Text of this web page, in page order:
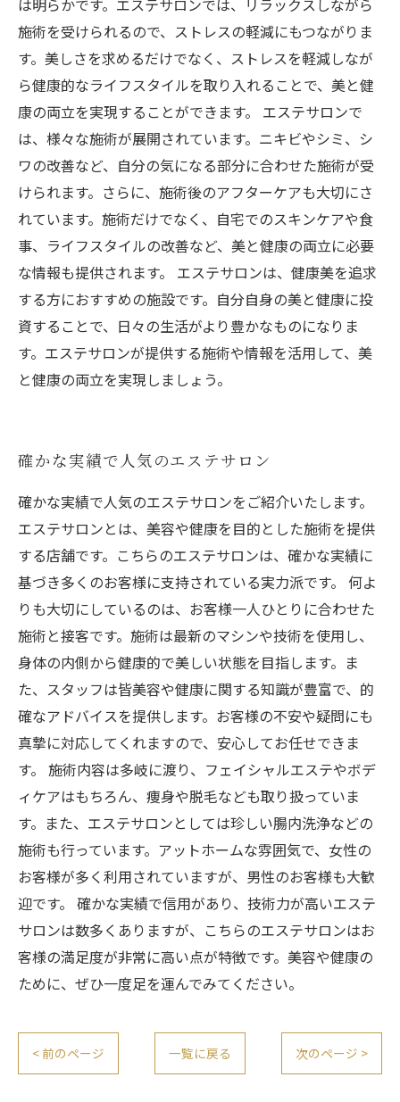
は明らかです。エステサロンでは、リラックスしながら
施術を受けられるので、ストレスの軽減にもつながりま
す。美しさを求めるだけでなく、ストレスを軽減しなが
ら健康的なライフスタイルを取り入れることで、美と健
康の両立を実現することができます。 エステサロンで
は、様々な施術が展開されています。ニキビやシミ、シ
ワの改善など、自分の気になる部分に合わせた施術が受
けられます。さらに、施術後のアフターケアも大切にさ
れています。施術だけでなく、自宅でのスキンケアや食
事、ライフスタイルの改善など、美と健康の両立に必要
な情報も提供されます。 エステサロンは、健康美を追求
する方におすすめの施設です。自分自身の美と健康に投
資することで、日々の生活がより豊かなものになりま
す。エステサロンが提供する施術や情報を活用して、美
と健康の両立を実現しましょう。
確かな実績で人気のエステサロン
確かな実績で人気のエステサロンをご紹介いたします。
エステサロンとは、美容や健康を目的とした施術を提供
する店舗です。こちらのエステサロンは、確かな実績に
基づき多くのお客様に支持されている実力派です。 何よ
りも大切にしているのは、お客様一人ひとりに合わせた
施術と接客です。施術は最新のマシンや技術を使用し、
身体の内側から健康的で美しい状態を目指します。ま
た、スタッフは皆美容や健康に関する知識が豊富で、的
確なアドバイスを提供します。お客様の不安や疑問にも
真摯に対応してくれますので、安心してお任せできま
す。 施術内容は多岐に渡り、フェイシャルエステやボデ
ィケアはもちろん、痩身や脱毛なども取り扱っていま
す。また、エステサロンとしては珍しい腸内洗浄などの
施術も行っています。アットホームな雰囲気で、女性の
お客様が多く利用されていますが、男性のお客様も大歓
迎です。 確かな実績で信用があり、技術力が高いエステ
サロンは数多くありますが、こちらのエステサロンはお
客様の満足度が非常に高い点が特徴です。美容や健康の
ために、ぜひ一度足を運んでみてください。
< 前のページ 一覧に戻る 次のページ >